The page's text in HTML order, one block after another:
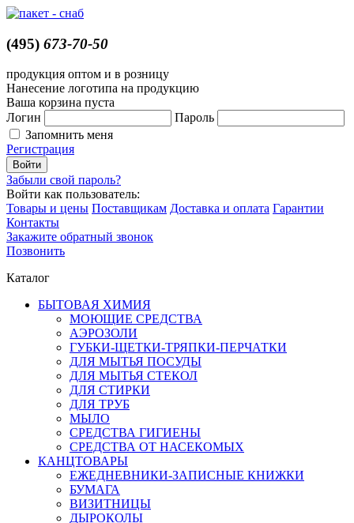
(495) 673-70-50
продукция оптом и в розницу
Нанесение логотипа на продукцию
Ваша корзина пуста
Логин
Пароль
Запомнить меня
Регистрация
Забыли свой пароль?
Войти как пользователь:
Товары и цены Поставщикам Доставка и оплата Гарантии
Контакты
Закажите обратный звонок
Позвонить
Каталог
БЫТОВАЯ ХИМИЯ
МОЮЩИЕ СРЕДСТВА
АЭРОЗОЛИ
ГУБКИ-ЩЕТКИ-ТРЯПКИ-ПЕРЧАТКИ
ДЛЯ МЫТЬЯ ПОСУДЫ
ДЛЯ МЫТЬЯ СТЕКОЛ
ДЛЯ СТИРКИ
ДЛЯ ТРУБ
МЫЛО
СРЕДСТВА ГИГИЕНЫ
СРЕДСТВА ОТ НАСЕКОМЫХ
КАНЦТОВАРЫ
ЕЖЕДНЕВНИКИ-ЗАПИСНЫЕ КНИЖКИ
БУМАГА
ВИЗИТНИЦЫ
ДЫРОКОЛЫ